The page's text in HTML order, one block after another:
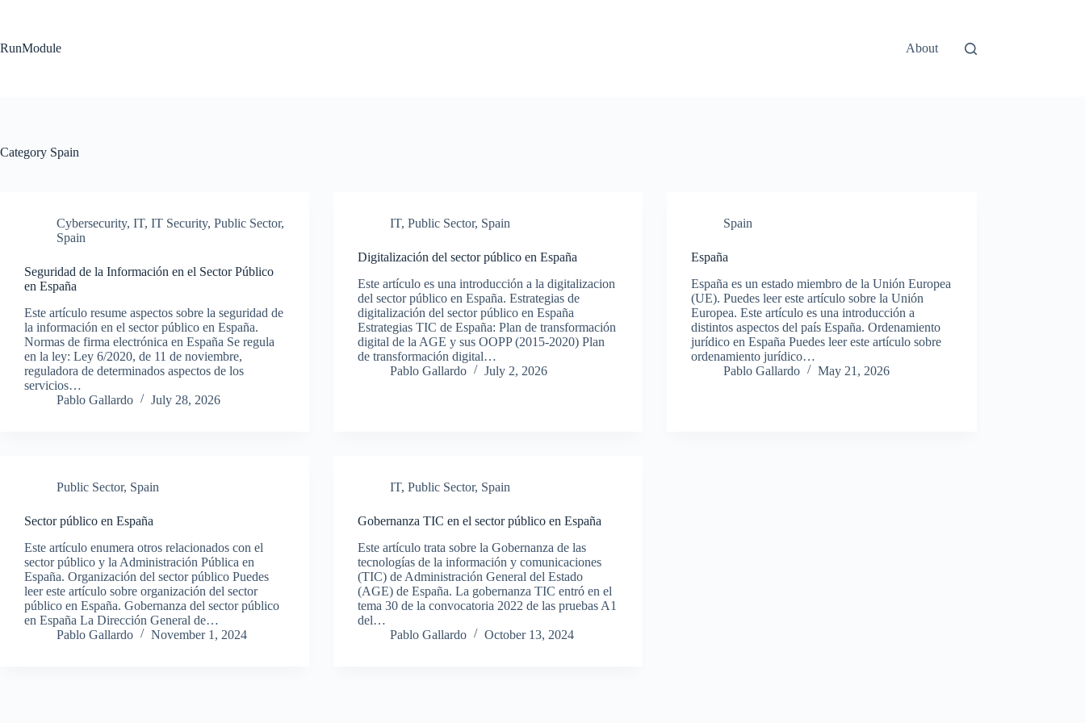
RunModule
About
Category Spain
Cybersecurity, IT, IT Security, Public Sector,
Spain
Seguridad de la Información en el Sector Público
en España
Este artículo resume aspectos sobre la seguridad de
la información en el sector público en España.
Normas de firma electrónica en España Se regula
en la ley: Ley 6/2020, de 11 de noviembre,
reguladora de determinados aspectos de los
servicios…
Pablo Gallardo
July 28, 2026
IT,Public Sector, Spain
Digitalización del sector público en España
Este artículo es una introducción a la digitalizacion
del sector público en España. Estrategias de
digitalización del sector público en España
Estrategias TIC de España: Plan de transformación
digital de la AGE y sus OOPP (2015-2020) Plan
de transformación digital…
Pablo Gallardo
July 2, 2026
Spain
España
España es un estado miembro de la Unión Europea
(UE). Puedes leer este artículo sobre la Unión
Europea. Este artículo es una introducción a
distintos aspectos del país España. Ordenamiento
jurídico en España Puedes leer este artículo sobre
ordenamiento jurídico…
Pablo Gallardo
May 21, 2026
Public Sector, Spain
Sector público en España
Este artículo enumera otros relacionados con el
sector público y la Administración Pública en
España. Organización del sector público Puedes
leer este artículo sobre organización del sector
público en España. Gobernanza del sector público
en España La Dirección General de…
Pablo Gallardo
November 1, 2024
IT,Public Sector, Spain
Gobernanza TIC en el sector público en España
Este artículo trata sobre la Gobernanza de las
tecnologías de la información y comunicaciones
(TIC) de Administración General del Estado
(AGE) de España. La gobernanza TIC entró en el
tema 30 de la convocatoria 2022 de las pruebas A1
del…
Pablo Gallardo
October 13, 2024